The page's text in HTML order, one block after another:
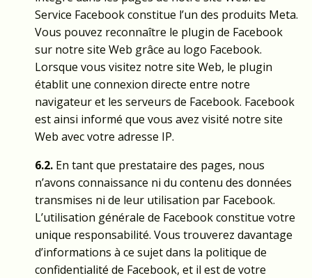
Service Facebook constitue l’un des produits Meta.
Vous pouvez reconnaître le plugin de Facebook
sur notre site Web grâce au logo Facebook.
Lorsque vous visitez notre site Web, le plugin
établit une connexion directe entre notre
navigateur et les serveurs de Facebook. Facebook
est ainsi informé que vous avez visité notre site
Web avec votre adresse IP.
6.2. En tant que prestataire des pages, nous
n’avons connaissance ni du contenu des données
transmises ni de leur utilisation par Facebook.
L’utilisation générale de Facebook constitue votre
unique responsabilité. Vous trouverez davantage
d’informations à ce sujet dans la politique de
confidentialité de Facebook, et il est de votre